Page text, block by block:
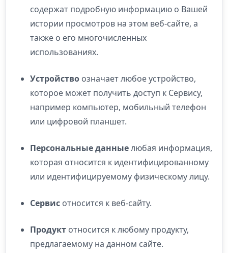
содержат подробную информацию о Вашей
истории просмотров на этом веб-сайте, а
также о его многочисленных
использованиях.
Устройство означает любое устройство,
которое может получить доступ к Сервису,
например компьютер, мобильный телефон
или цифровой планшет.
Персональные данныелюбая информация,
которая относится к идентифицированному
или идентифицируемому физическому лицу.
Сервис относится к веб-сайту.
Продукт относится к любому продукту,
предлагаемому на данном сайте.